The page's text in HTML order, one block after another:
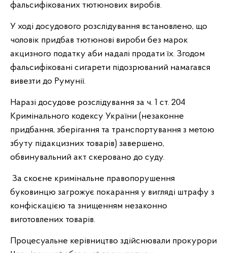
фальсифікованих тютюнових виробів.
У ході досудового розслідування встановлено, що
чоловік придбав тютюнові вироби без марок
акцизного податку аби надалі продати їх. Згодом
фальсифіковані сигарети підозрюваний намагався
вивезти до Румунії.
Наразі досудове розслідування за ч. 1 ст. 204
Кримінального кодексу України (незаконне
придбання, зберігання та транспортування з метою
збуту підакцизних товарів) завершено,
обвинувальний акт скеровано до суду.
За скоєне кримінальне правопорушення
буковинцю загрожує покарання у вигляді штрафу з
конфіскацією та знищенням незаконно
виготовлених товарів.
Процесуальне керівництво здійснювали прокурори